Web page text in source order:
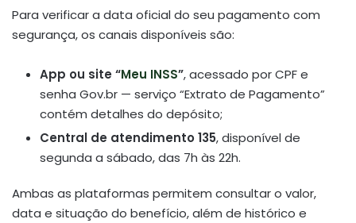
Para verificar a data oficial do seu pagamento com
segurança, os canais disponíveis são:
App ou site “Meu INSS”, acessado por CPF e
senha Gov.br — serviço “Extrato de Pagamento”
contém detalhes do depósito;
Central de atendimento 135, disponível de
segunda a sábado, das 7h às 22h.
Ambas as plataformas permitem consultar o valor,
data e situação do benefício, além de histórico e